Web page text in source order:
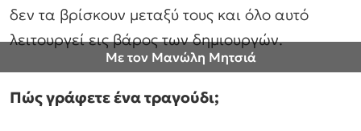
δεν τα βρίσκουν μεταξύ τους και όλο αυτό
λειτουργεί εις βάρος των δημιουργών.
Με τον Μανώλη Μητσιά
Πώς γράφετε ένα τραγούδι;